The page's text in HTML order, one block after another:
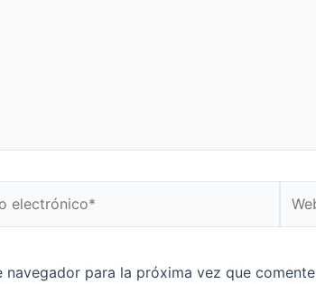
para la próxima vez que